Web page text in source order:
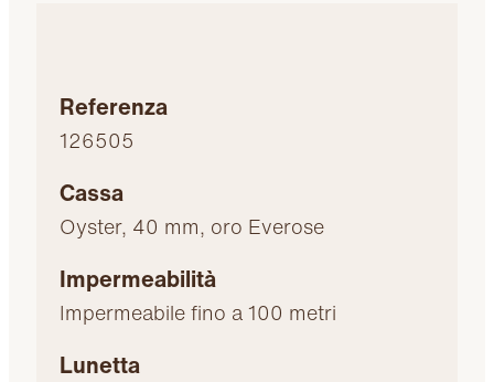
Referenza
126505
Cassa
Oyster, 40 mm, oro Everose
Impermeabilità
Impermeabile fino a 100 metri
Lunetta